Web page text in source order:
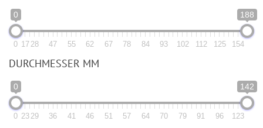
0 188
0 17 28 47 55 62 67 78 84 93 102 112 125 154
DURCHMESSER MM
0 142
0 23 29 36 41 46 51 57 64 70 79 91 96 123